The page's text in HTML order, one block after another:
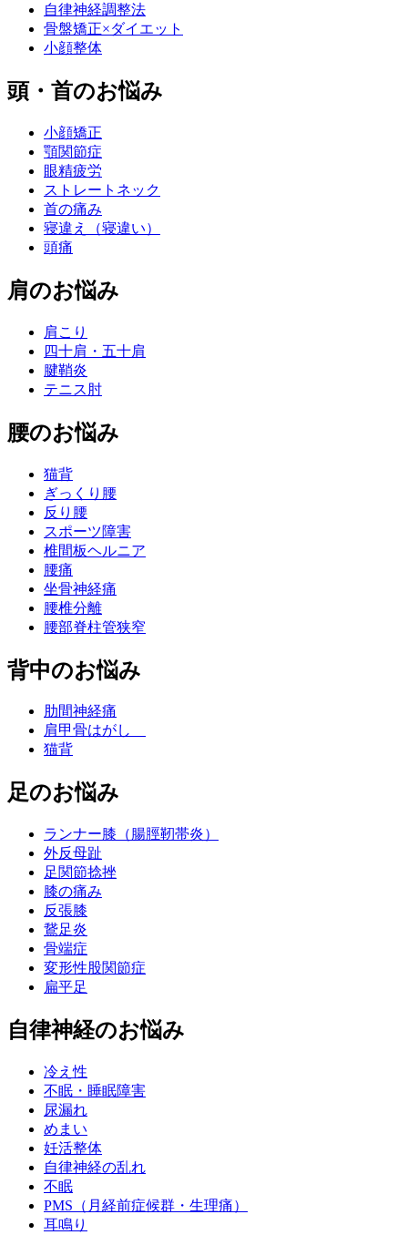
自律神経調整法
骨盤矯正×ダイエット
小顔整体
頭・首のお悩み
小顔矯正
顎関節症
眼精疲労
ストレートネック
首の痛み
寝違え（寝違い）
頭痛
肩のお悩み
肩こり
四十肩・五十肩
腱鞘炎
テニス肘
腰のお悩み
猫背
ぎっくり腰
反り腰
スポーツ障害
椎間板ヘルニア
腰痛
坐骨神経痛
腰椎分離
腰部脊柱管狭窄
背中のお悩み
肋間神経痛
肩甲骨はがし
猫背
足のお悩み
ランナー膝（腸脛靭帯炎）
外反母趾
足関節捻挫
膝の痛み
反張膝
鵞足炎
骨端症
変形性股関節症
扁平足
自律神経のお悩み
冷え性
不眠・睡眠障害
尿漏れ
めまい
妊活整体
自律神経の乱れ
不眠
PMS（月経前症候群・生理痛）
耳鳴り